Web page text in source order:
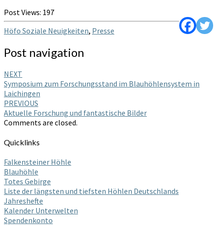
Post Views: 197
Höfo Soziale Neuigkeiten, Presse
Post navigation
NEXT
Symposium zum Forschungsstand im Blauhöhlensystem in
Laichingen
PREVIOUS
Aktuelle Forschung und fantastische Bilder
Comments are closed.
Quicklinks
Falkensteiner Höhle
Blauhöhle
Totes Gebirge
Liste der längsten und tiefsten Höhlen Deutschlands
Jahreshefte
Kalender Unterwelten
Spendenkonto